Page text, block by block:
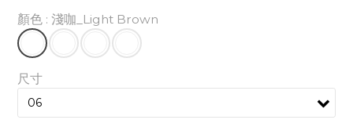
顏色 : 淺咖_Light Brown
尺寸